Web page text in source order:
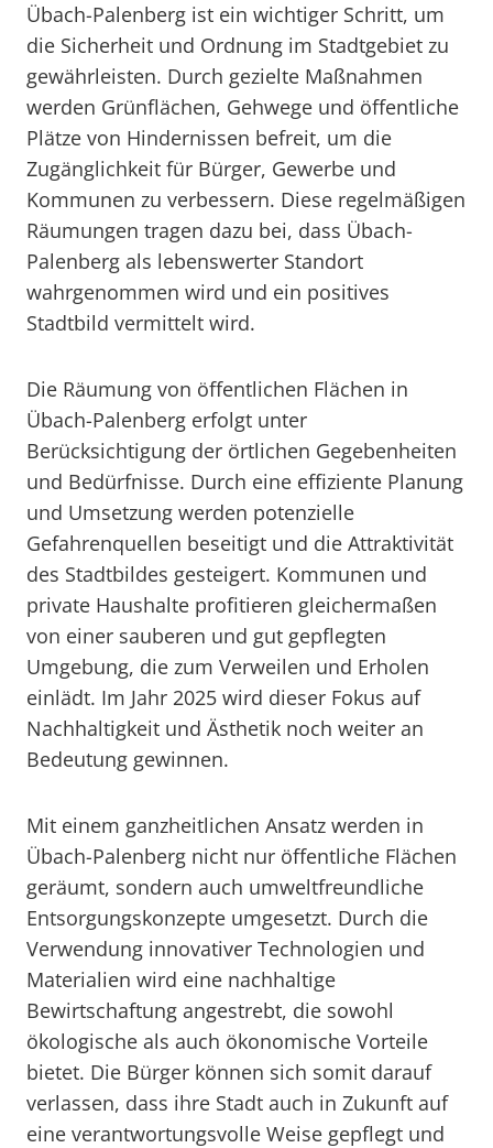
Übach-Palenberg ist ein wichtiger Schritt, um
die Sicherheit und Ordnung im Stadtgebiet zu
gewährleisten. Durch gezielte Maßnahmen
werden Grünflächen, Gehwege und öffentliche
Plätze von Hindernissen befreit, um die
Zugänglichkeit für Bürger, Gewerbe und
Kommunen zu verbessern. Diese regelmäßigen
Räumungen tragen dazu bei, dass Übach-
Palenberg als lebenswerter Standort
wahrgenommen wird und ein positives
Stadtbild vermittelt wird.
Die Räumung von öffentlichen Flächen in
Übach-Palenberg erfolgt unter
Berücksichtigung der örtlichen Gegebenheiten
und Bedürfnisse. Durch eine effiziente Planung
und Umsetzung werden potenzielle
Gefahrenquellen beseitigt und die Attraktivität
des Stadtbildes gesteigert. Kommunen und
private Haushalte profitieren gleichermaßen
von einer sauberen und gut gepflegten
Umgebung, die zum Verweilen und Erholen
einlädt. Im Jahr 2025 wird dieser Fokus auf
Nachhaltigkeit und Ästhetik noch weiter an
Bedeutung gewinnen.
Mit einem ganzheitlichen Ansatz werden in
Übach-Palenberg nicht nur öffentliche Flächen
geräumt, sondern auch umweltfreundliche
Entsorgungskonzepte umgesetzt. Durch die
Verwendung innovativer Technologien und
Materialien wird eine nachhaltige
Bewirtschaftung angestrebt, die sowohl
ökologische als auch ökonomische Vorteile
bietet. Die Bürger können sich somit darauf
verlassen, dass ihre Stadt auch in Zukunft auf
eine verantwortungsvolle Weise gepflegt und